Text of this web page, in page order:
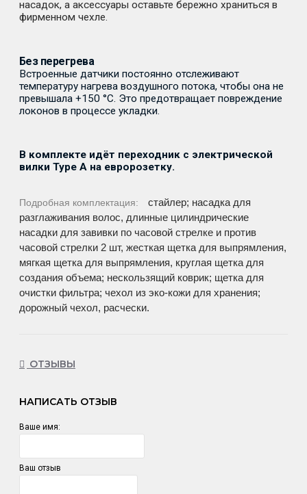
насадок, а аксессуары оставьте бережно храниться в
фирменном чехле.
Без перегрева
Встроенные датчики постоянно отслеживают
температуру нагрева воздушного потока, чтобы она не
превышала +150 °C. Это предотвращает повреждение
локонов в процессе укладки.
В комплекте идёт переходник с электрической
вилки Type A на евророзетку.
Подробная комплектация:
стайлер; насадка для
разглаживания волос, длинные цилиндрические
насадки для завивки по часовой стрелке и против
часовой стрелки 2 шт, жесткая щетка для выпрямления,
мягкая щетка для выпрямления, круглая щетка для
создания объема; нескользящий коврик; щетка для
очистки фильтра; чехол из эко-кожи для хранения;
дорожный чехол, расчески.
ОТЗЫВЫ
НАПИСАТЬ ОТЗЫВ
Ваше имя:
Ваш отзыв